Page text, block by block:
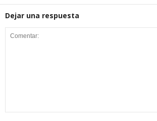
Dejar una respuesta